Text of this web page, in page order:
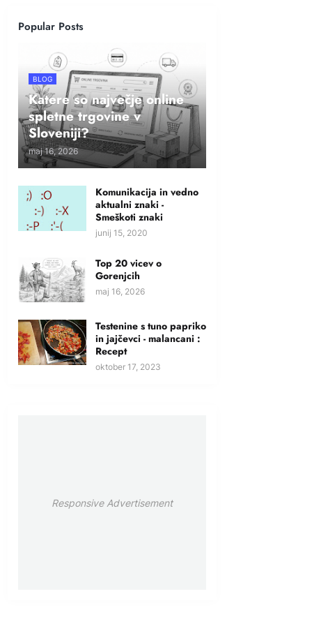
Popular Posts
BLOG
Katere so največje online
spletne trgovine v
Sloveniji?
maj 16, 2026
Komunikacija in vedno
aktualni znaki -
Smeškoti znaki
junij 15, 2020
Top 20 vicev o
Gorenjcih
maj 16, 2026
Testenine s tuno papriko
in jajčevci - malancani :
Recept
oktober 17, 2023
Responsive Advertisement